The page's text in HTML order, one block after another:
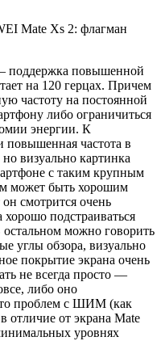
поддержка повышенной
на 120 герцах. Причем
частоту на постоянной
либо ограничиться
энергии. К
повышенная частота в
визуально картинка
с таким крупным
может быть хорошим
смотрится очень
хорошо подстраиваться
можно говорить
углы обзора, визуально
покрытие экрана очень
не всегда просто —
либо оно
проблем с ШИМ (как
отличие от экрана Mate
уровнях